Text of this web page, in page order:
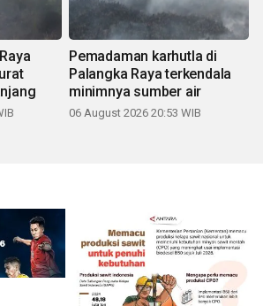
Pemadaman karhutla di
Palangka Raya terkendala
minimnya sumber air
06 August 2026 20:53 WIB